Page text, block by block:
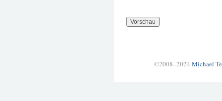
©2008–2024 Michael